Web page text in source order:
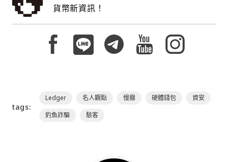
貨幣新資訊！
tags:
Ledger 名人觀點 慢霧 硬體錢包
資安
釣魚詐騙
駭客